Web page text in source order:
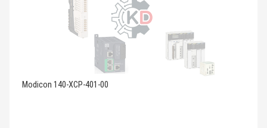
Modicon 140-XCP-401-00